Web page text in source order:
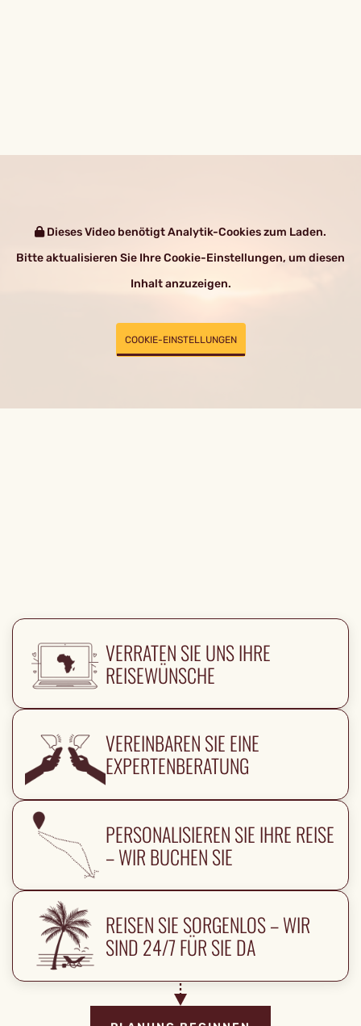
Dieses Video benötigt Analytik-Cookies zum Laden.
Bitte aktualisieren Sie Ihre Cookie-Einstellungen, um diesen
Inhalt anzuzeigen.
COOKIE-EINSTELLUNGEN
VERRATEN SIE UNS IHRE
REISEWÜNSCHE
VEREINBAREN SIE EINE
EXPERTENBERATUNG
PERSONALISIEREN SIE IHRE REISE
– WIR BUCHEN SIE
REISEN SIE SORGENLOS – WIR
SIND 24/7 FÜR SIE DA